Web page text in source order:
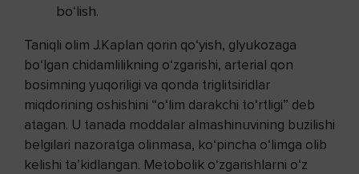
bo‘lish.
Taniqli olim J.Kaplan qorin qo‘yish, glyukozaga
bo‘lgan chidamlilikning o‘zgarishi, arterial qon
bosimning yuqoriligi va qonda triglitsiridlar
miqdorining oshishini “o‘lim darakchi to‘rtligi” deb
atagan. U tanada moddalar almashinuvining buzilishi
belgilari nazoratga olinmasa, ko‘pincha o‘limga olib
kelishi ta’kidlangan. Metobolik o‘zgarishlarni o‘z